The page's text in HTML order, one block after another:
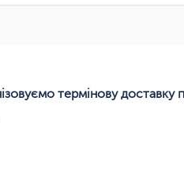
термінову доставку